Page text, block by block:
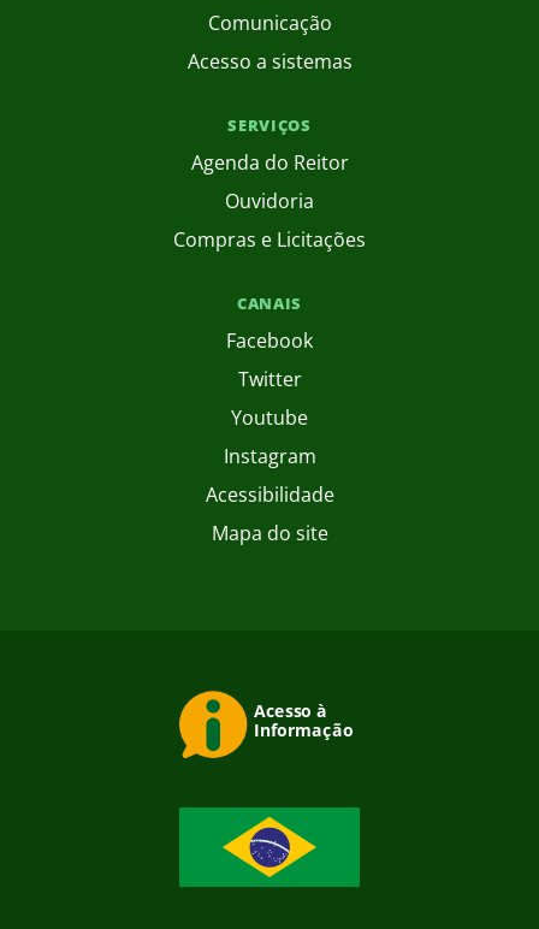
Comunicação
Acesso a sistemas
SERVIÇOS
Agenda do Reitor
Ouvidoria
Compras e Licitações
CANAIS
Facebook
Twitter
Youtube
Instagram
Acessibilidade
Mapa do site